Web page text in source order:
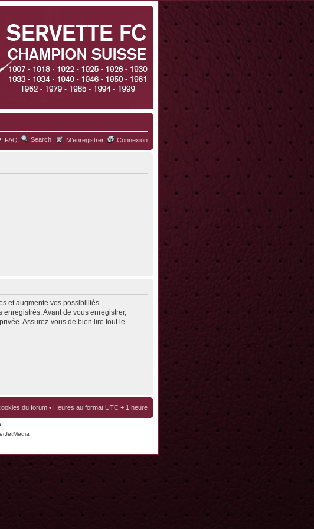
FAQ Search M’enregistrer Connexion
et augmente vos possibilités.
Avant de vous enregistrer,
Assurez-vous de bien lire tout le
du forum • Heures au format UTC + 1 heure